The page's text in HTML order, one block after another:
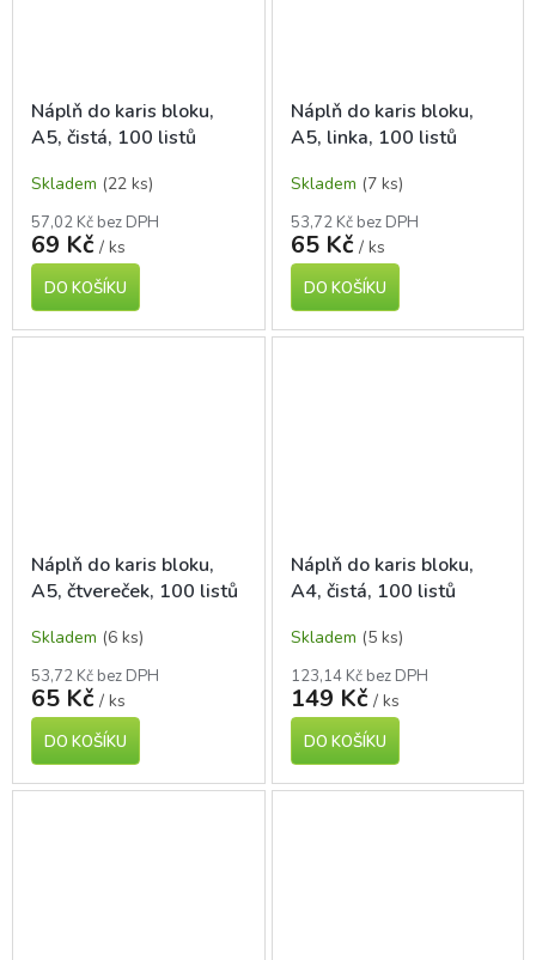
Náplň do karis bloku,
A5, čistá, 100 listů
Skladem (22 ks)
57,02 Kč bez DPH
69 Kč / ks
DO KOŠÍKU
Náplň do karis bloku,
A5, linka, 100 listů
Skladem (7 ks)
53,72 Kč bez DPH
65 Kč / ks
DO KOŠÍKU
Náplň do karis bloku,
A5, čtvereček, 100 listů
Skladem (6 ks)
53,72 Kč bez DPH
65 Kč / ks
DO KOŠÍKU
Náplň do karis bloku,
A4, čistá, 100 listů
Skladem (5 ks)
123,14 Kč bez DPH
149 Kč / ks
DO KOŠÍKU